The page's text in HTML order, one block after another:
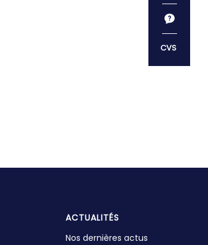
ACTUALITÉS
Nos dernières actus